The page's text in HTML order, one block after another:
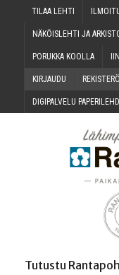
TILAA LEH­TI
NÄKÖIS­LEH­TI JA
PORUK­KA KOOLLA
KIR­JAU­DU
DIGI­PAL­VE­LU
Tutustu